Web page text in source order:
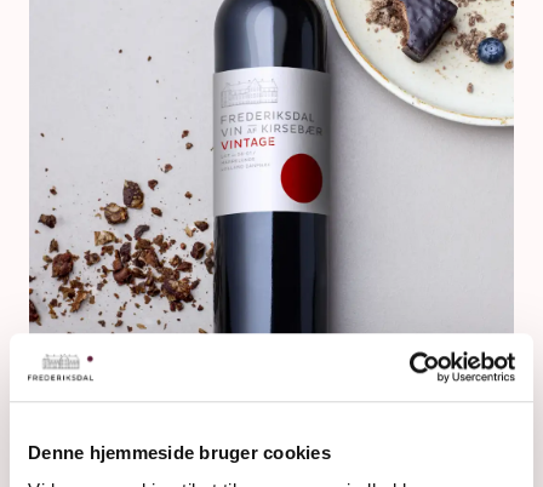
Denne hjemmeside bruger cookies
JAHRGANGSWEIN